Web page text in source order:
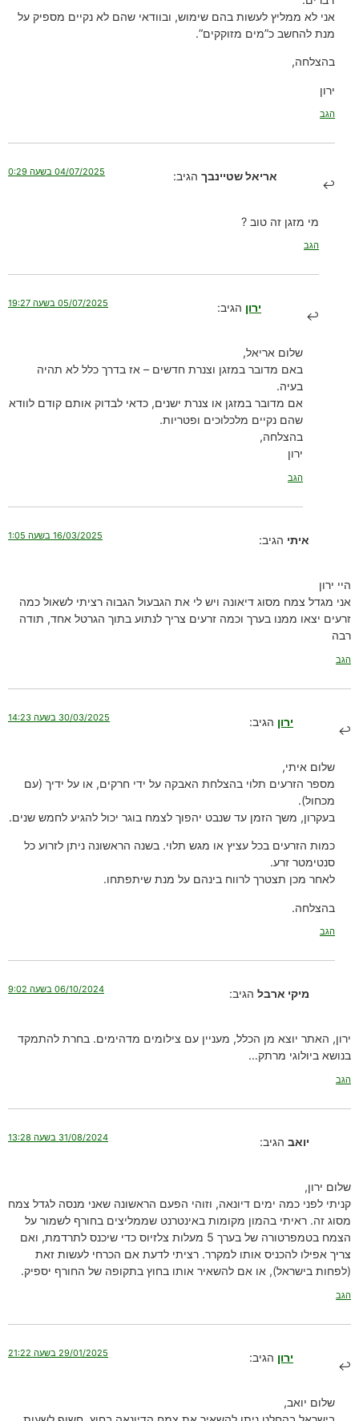
אני לא ממליץ לעשות בהם שימוש, ובוודאי שהם לא נקיים מספיק על
מנת להחשב כ”מים מזוקקים”.
בהצלחה,
ירון
הגב
אריאל שטיינבך הגיב: 04/07/2025 בשעה 0:29
מי מזגן זה טוב ?
הגב
ירון הגיב: 05/07/2025 בשעה 19:27
שלום אריאל,
באם מדובר במזגן וצנרת חדשים – אז בדרך כלל לא תהיה
בעיה.
אם מדובר במזגן או צנרת ישנים, כדאי לבדוק אותם קודם לוודא
שהם נקיים מלכלוכים ופטריות.
בהצלחה,
ירון
הגב
איתי הגיב: 16/03/2025 בשעה 1:05
היי ירון
אני מגדל צמח מסוג דיאונה ויש לי את הגבעול הגבוה רציתי לשאול כמה
זרעים יצאו ממנו בערך וכמה זרעים צריך לנתוע בתוך הגרטל אחד, תודה
רבה
הגב
ירון הגיב: 30/03/2025 בשעה 14:23
שלום איתי,
מספר הזרעים תלוי בהצלחת האבקה על ידי חרקים, או על ידיך (עם
מכחול).
בעקרון, משך הזמן עד שנבט יהפוך לצמח בוגר יכול להגיע לחמש שנים.
כמות הזרעים בכל עציץ או מגש תלוי. בשנה הראשונה ניתן לזרוע כל
סנטימטר זרע.
לאחר מכן תצטרך לרווח בינהם על מנת שיתפתחו.
בהצלחה.
הגב
מיקי ארבל הגיב: 06/10/2024 בשעה 9:02
ירון, האתר יוצא מן הכלל, מעניין עם צילומים מדהימים. בחרת להתמקד
בנושא ביולוגי מרתק…
הגב
יואב הגיב: 31/08/2024 בשעה 13:28
שלום ירון,
קניתי לפני כמה ימים דיונאה, וזוהי הפעם הראשונה שאני מנסה לגדל צמח
מסוג זה. ראיתי בהמון מקומות באינטרנט שממליצים בחורף לשמור על
הצמח בטמפרטורה של בערך 5 מעלות צלזיוס כדי שיכנס לתרדמת, ואם
צריך אפילו להכניס אותו למקרר. רציתי לדעת אם הכרחי לעשות זאת
(לפחות בישראל), או אם להשאיר אותו בחוץ בתקופה של החורף יספיק.
הגב
ירון הגיב: 29/01/2025 בשעה 21:22
שלום יואב,